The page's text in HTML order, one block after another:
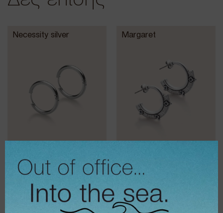
Necessity silver Margaret
Triplet hoopiya